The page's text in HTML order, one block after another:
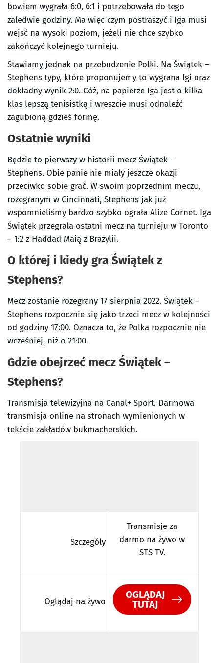
bowiem wygrała 6:0, 6:1 i potrzebowała do tego
zaledwie godziny. Ma więc czym postraszyć i Iga musi
wejsć na wysoki poziom, jeżeli nie chce szybko
zakończyć kolejnego turnieju.
Stawiamy jednak na przebudzenie Polki. Na Świątek –
Stephens typy, które proponujemy to wygrana Igi oraz
dokładny wynik 2:0. Cóż, na papierze Iga jest o kilka
klas lepszą tenisistką i wreszcie musi odnaleźć
zagubioną gdzieś formę.
Ostatnie wyniki
Będzie to pierwszy w historii mecz Świątek –
Stephens. Obie panie nie miały jeszcze okazji
przeciwko sobie grać. W swoim poprzednim meczu,
rozegranym w Cincinnati, Stephens jak już
wspomnieliśmy bardzo szybko ograła Alize Cornet. Iga
Świątek przegrała ostatni mecz na turnieju w Toronto
– 1:2 z Haddad Maią z Brazylii.
O której i kiedy gra Świątek z
Stephens?
Mecz zostanie rozegrany 17 sierpnia 2022. Świątek –
Stephens rozpocznie się jako trzeci mecz w kolejności
od godziny 17:00. Oznacza to, że Polka rozpocznie nie
wcześniej, niż o 21:00.
Gdzie obejrzeć mecz Świątek –
Stephens?
Transmisja telewizyjna na Canal+ Sport. Darmowa
transmisja online na stronach wymienionych w
tekście zakładów bukmacherskich.
Szczegóły
Transmisje za
darmo na żywo w
STS TV.
Oglądaj na żywo
OGLĄDAJ
TUTAJ